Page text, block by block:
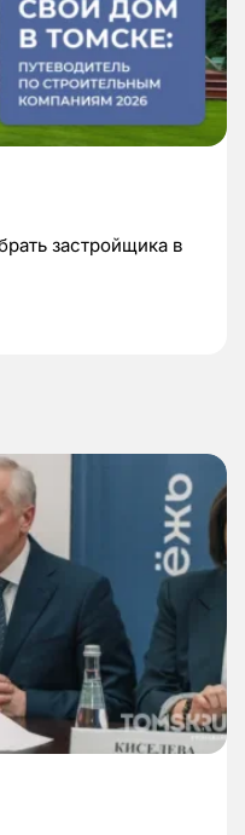
застройщика в